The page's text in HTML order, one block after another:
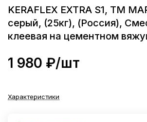
KERAFLEX EXTRA S1, ТМ
серый, (25кг), (Россия),
клеевая на цементном
1 980 ₽/шт
Характеристики